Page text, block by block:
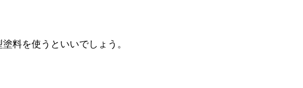
料を使うといいでしょう。